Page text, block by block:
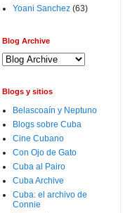
Yoani Sanchez (63)
Blog Archive
Blogs y sitios
Belascoaín y Neptuno
Blogs sobre Cuba
Cine Cubano
Con Ojo de Gato
Cuba al Pairo
Cuba Archive
Cuba: el archivo de
Connie